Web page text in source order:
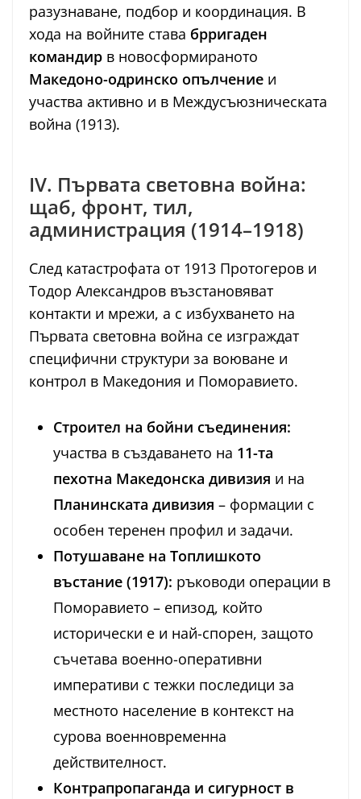
разузнаване, подбор и координация. В
хода на войните става брригаден
командир в новосформираното
Македоно-одринско опълчение и
участва активно и в Междусъюзническата
война (1913).
IV. Първата световна война:
щаб, фронт, тил,
администрация (1914–1918)
След катастрофата от 1913 Протогеров и
Тодор Александров възстановяват
контакти и мрежи, а с избухването на
Първата световна война се изграждат
специфични структури за воюване и
контрол в Македония и Поморавието.
Строител на бойни съединения:
участва в създаването на 11-та
пехотна Македонска дивизия и на
Планинската дивизия – формации с
особен теренен профил и задачи.
Потушаване на Топлишкото
въстание (1917): ръководи операции в
Поморавието – епизод, който
исторически е и най-спорен, защото
съчетава военно-оперативни
императиви с тежки последици за
местното население в контекст на
сурова военновременна
действителност.
Контрапропаганда и сигурност в